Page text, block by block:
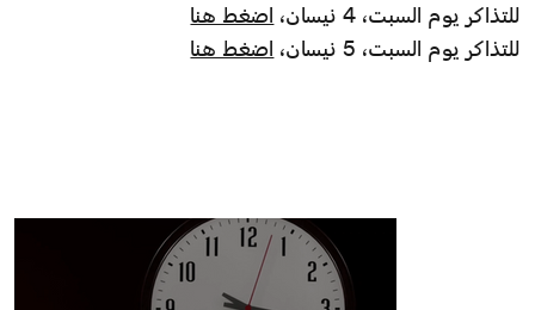
للتذاكر يوم السبت، 4 نيسان،
اضغط هنا
للتذاكر يوم السبت، 5 نيسان،
اضغط هنا